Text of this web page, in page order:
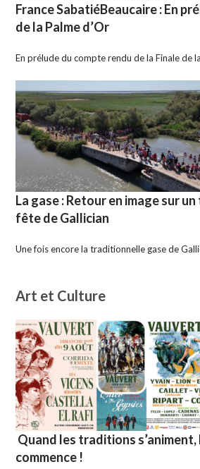
France SabatiéBeaucaire : En
de la Palme d’Or
En prélude du compte rendu de la Finale de
La gase : Retour en image sur
fête de Gallician
Une fois encore la traditionnelle gase de
Art et Culture
Quand les traditions
commence !